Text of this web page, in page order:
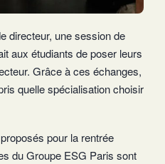
directeur, une session de
aux étudiants de poser leurs
Grâce à ces échanges,
quelle spécialisation choisir
pour la rentrée
du Groupe ESG Paris sont